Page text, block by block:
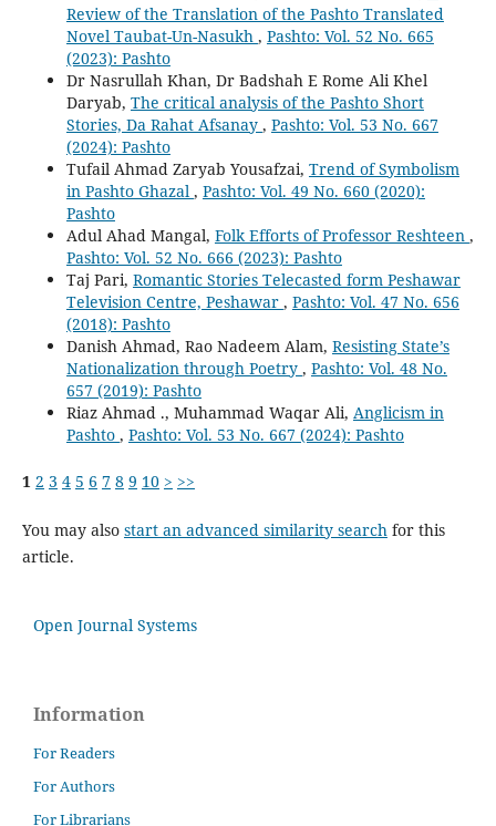
Review of the Translation of the Pashto Translated
Novel Taubat-Un-Nasukh , Pashto: Vol. 52 No. 665
(2023): Pashto
Dr Nasrullah Khan, Dr Badshah E Rome Ali Khel
Daryab, The critical analysis of the Pashto Short
Stories, Da Rahat Afsanay , Pashto: Vol. 53 No. 667
(2024): Pashto
Tufail Ahmad Zaryab Yousafzai, Trend of Symbolism
in Pashto Ghazal , Pashto: Vol. 49 No. 660 (2020):
Pashto
Adul Ahad Mangal, Folk Efforts of Professor Reshteen ,
Pashto: Vol. 52 No. 666 (2023): Pashto
Taj Pari, Romantic Stories Telecasted form Peshawar
Television Centre, Peshawar , Pashto: Vol. 47 No. 656
(2018): Pashto
Danish Ahmad, Rao Nadeem Alam, Resisting State’s
Nationalization through Poetry , Pashto: Vol. 48 No.
657 (2019): Pashto
Riaz Ahmad ., Muhammad Waqar Ali, Anglicism in
Pashto , Pashto: Vol. 53 No. 667 (2024): Pashto
1 2 3 4 5 6 7 8 9 10 > >>
You may also start an advanced similarity searchfor this
article.
Open Journal Systems
Information
For Readers
For Authors
For Librarians